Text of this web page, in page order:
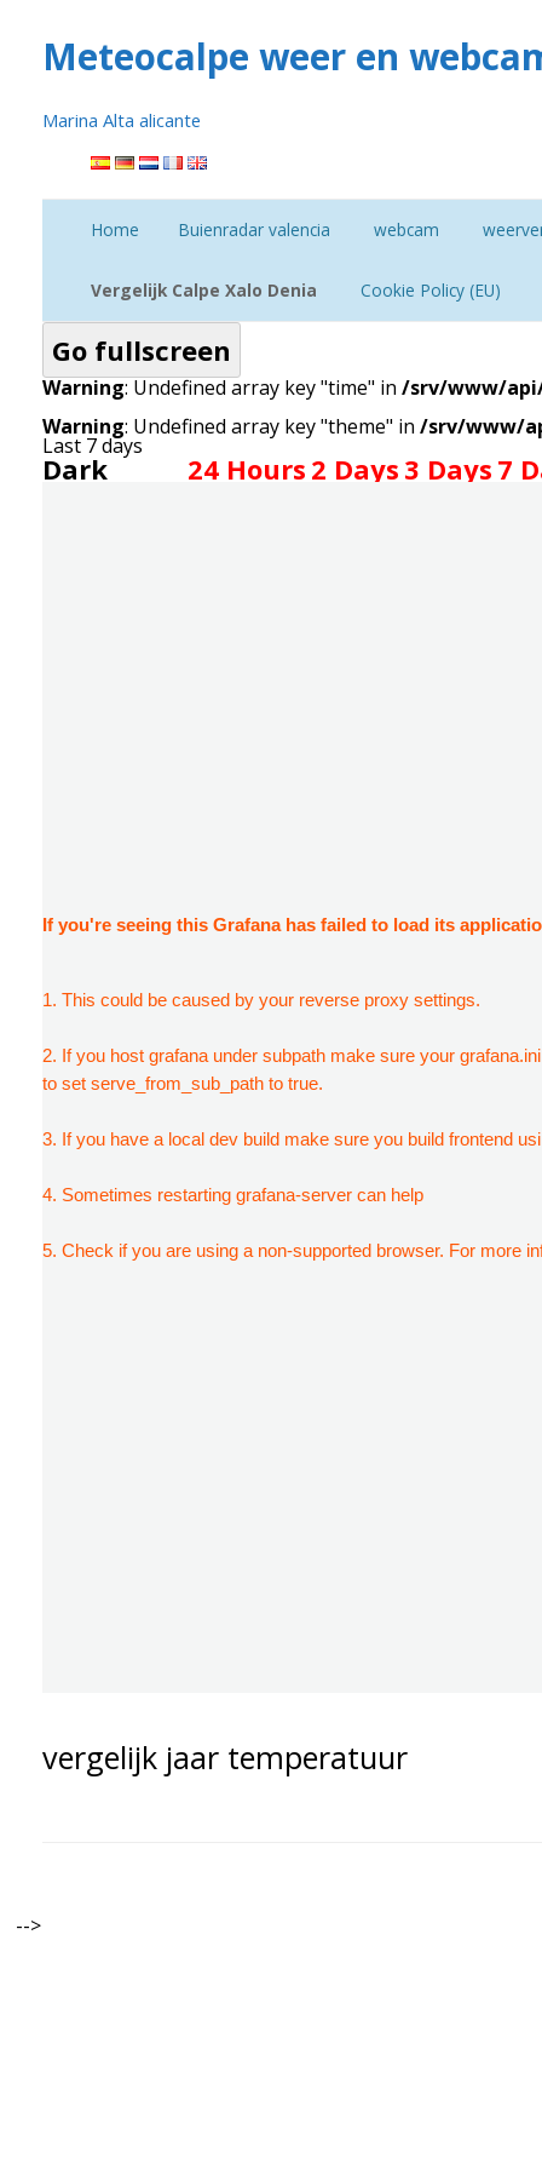
Meteocalpe weer en
Marina Alta alicante
Home Buienradar valencia webcam
EU
Vergelijk Calpe Xalo Denia
vergelijk jaar
temperatuur
Cookie Policy (EU)
Go fullscreen
Warning: Undefined array key "time" in/srv/www/
Warning: Undefined array key "theme" in/srv/www/
Last 7 days
Dark Light 24 Hours 2 Days 3 Days 7
vergelijk jaar temperatuur
-->